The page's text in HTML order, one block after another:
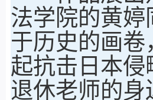
法学院的黄婷
于历史的画
起抗击日本侵
退休老师的